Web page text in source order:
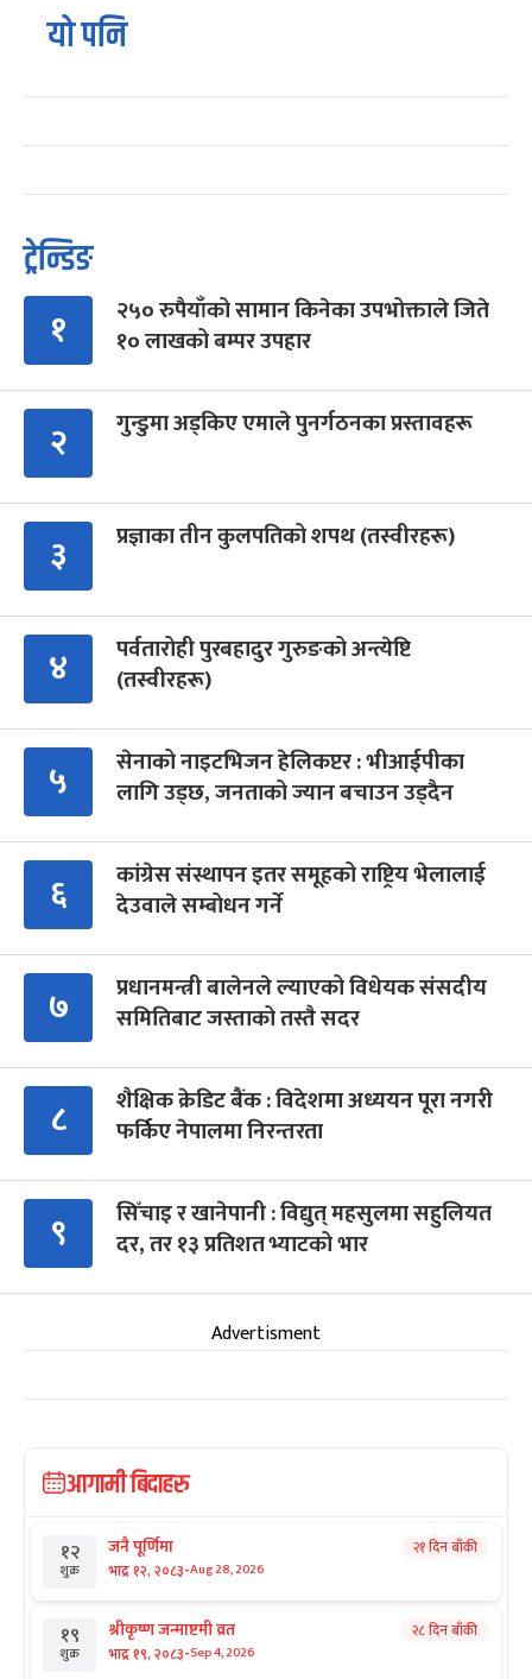
यो पनि
ट्रेन्डिङ
१
२५० रुपैयाँको सामान किनेका उपभोक्ताले जिते
१० लाखको बम्पर उपहार
२ गुन्डुमा अड्किए एमाले पुनर्गठनका प्रस्तावहरू
३ प्रज्ञाका तीन कुलपतिको शपथ (तस्वीरहरू)
४
पर्वतारोही पुरबहादुर गुरुङको अन्त्येष्टि
(तस्वीरहरू)
५
सेनाको नाइटभिजन हेलिकप्टर : भीआईपीका
लागि उड्छ, जनताको ज्यान बचाउन उड्दैन
६
कांग्रेस संस्थापन इतर समूहको राष्ट्रिय भेलालाई
देउवाले सम्बोधन गर्ने
७
प्रधानमन्त्री बालेनले ल्याएको विधेयक संसदीय
समितिबाट जस्ताको तस्तै सदर
८
शैक्षिक क्रेडिट बैंक : विदेशमा अध्ययन पूरा नगरी
फर्किए नेपालमा निरन्तरता
९
सिँचाइ र खानेपानी : विद्युत् महसुलमा सहुलियत
दर, तर १३ प्रतिशत भ्याटको भार
Advertisment
आगामी बिदाहरु
१२
शुक्र
जनै पूर्णिमा
भाद्र १२, २०८३-Aug 28, 2026
२१ दिन बाँकी
१९
शुक्र
श्रीकृष्ण जन्माष्टमी व्रत
भाद्र १९, २०८३-Sep 4, 2026
२८ दिन बाँकी